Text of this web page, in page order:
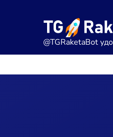
@TGRaketaBot